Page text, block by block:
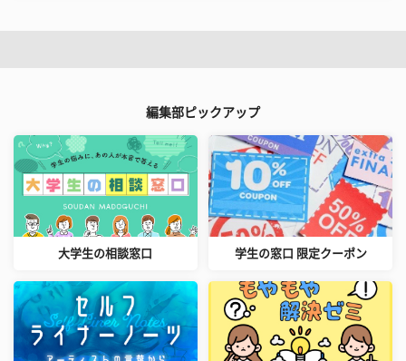
編集部ピックアップ
大学生の相談窓口 学生の窓口 限定クーポン